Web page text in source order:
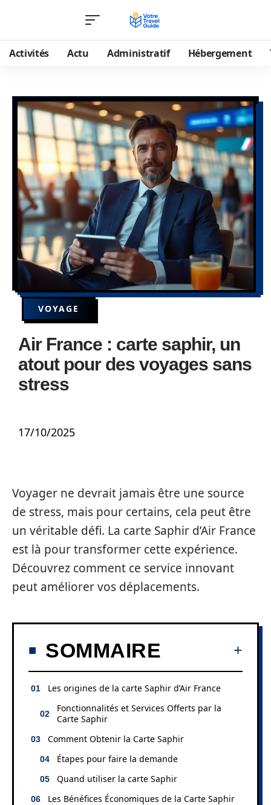
Activités Actu Administratif Hébergement
VOYAGE
Air France : carte saphir, un
atout pour des voyages sans
stress
17/10/2025
Voyager ne devrait jamais être une source
de stress, mais pour certains, cela peut être
un véritable défi. La carte Saphir d’Air France
est là pour transformer cette expérience.
Découvrez comment ce service innovant
peut améliorer vos déplacements.
SOMMAIRE
Les origines de la carte Saphir d’Air France
Fonctionnalités et Services Offerts par la
Carte Saphir
Comment Obtenir la Carte Saphir
Étapes pour faire la demande
Quand utiliser la carte Saphir
Les Bénéfices Économiques de la Carte Saphir